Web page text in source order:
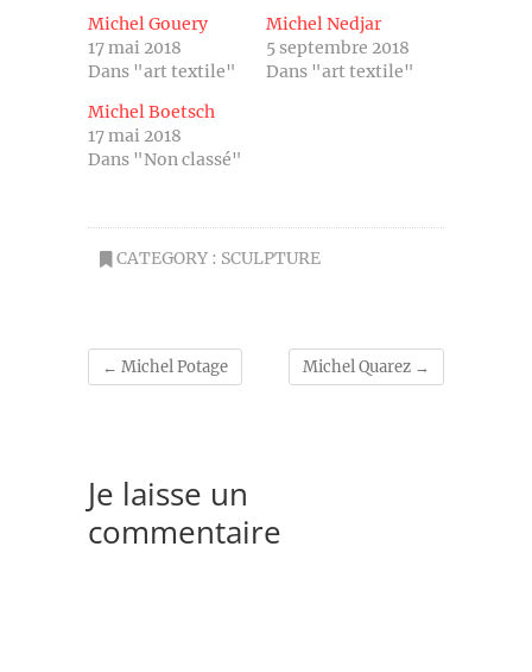
Michel Gouery
17 mai 2018
Dans "art textile"
Michel Nedjar
5 septembre 2018
Dans "art textile"
Michel Boetsch
17 mai 2018
Dans "Non classé"
CATEGORY : SCULPTURE
← Michel Potage Michel Quarez →
Je laisse un
commentaire